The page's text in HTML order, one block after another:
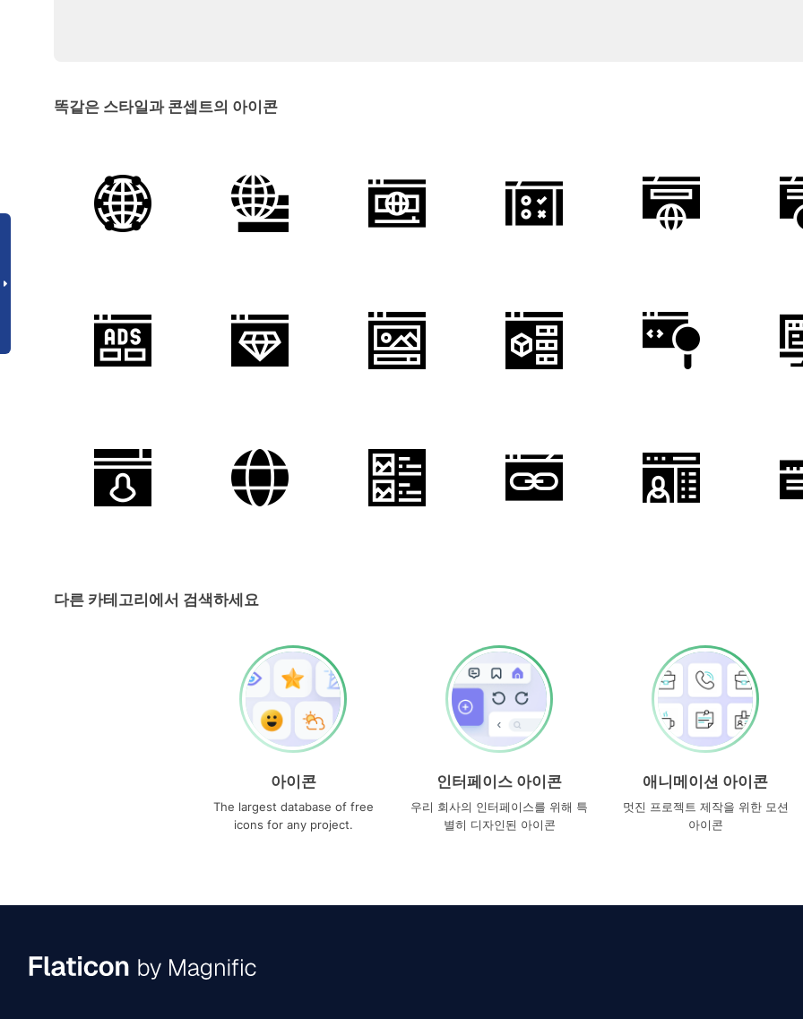
똑같은 스타일과 콘셉트의 아이콘
다른 카테고리에서 검색하세요
아이콘
The largest database of free
icons for any project.
인터페이스 아이콘
우리 회사의 인터페이스를 위해 특
별히 디자인된 아이콘
애니메이션 아이콘
멋진 프로젝트 제작을 위한 모션
아이콘